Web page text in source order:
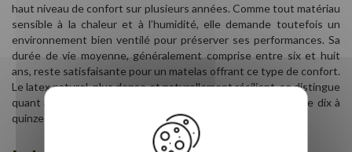
haut niveau de confort sur plusieurs années. Comme tout matériau
sensible à la chaleur et à l’humidité, elle demande toutefois un
environnement bien ventilé pour préserver ses performances. Sa
durée de vie moyenne, généralement comprise entre six et huit
ans, reste satisfaisante pour un matelas offrant ce type de confort.
Le latex naturel, plus dense et naturellement résilient, se distingue
quant à lui par une longévité supérieure, souvent proche de dix à
quinze ans.